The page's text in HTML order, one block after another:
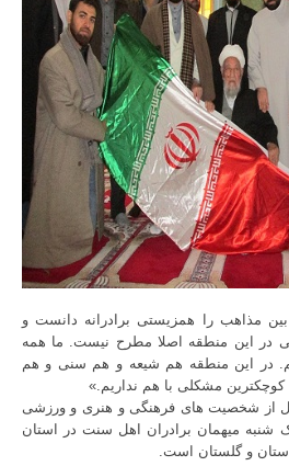
مذاهب را همزیستی برادرانه دانست و
در این منطقه اصلا مطرح نیست. ما همه
در این منطقه هم شیعه و هم سنی و هم
مشکلی با هم نداریم.»
از شخصیت های فرهنگی و هنری و ورزشی
شنبه میهمان برادران اهل سنت در استان
و گلستان است.